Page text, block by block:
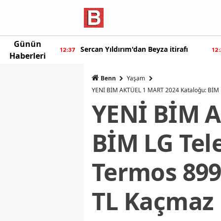
Günün
Haberleri
Beyza itirafı 12:20 Burcu Özberk geri döndü!
Benn
Yaşam
YENİ BİM AKTÜEL 1 MART 2024 Kataloğu:
YENİ BİM
BİM LG
Termos
TL